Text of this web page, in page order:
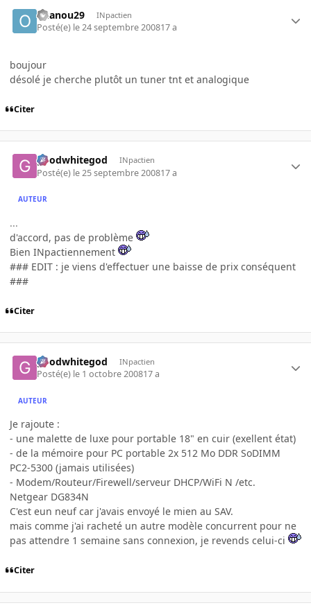
ouanou29 INpactien
Posté(e) le 24 septembre 200817 a
boujour
désolé je cherche plutôt un tuner tnt et analogique
Citer
goodwhitegod INpactien
Posté(e) le 25 septembre 200817 a
AUTEUR
...
d'accord, pas de problème
Bien INpactiennement
### EDIT : je viens d'effectuer une baisse de prix conséquent
###
Citer
goodwhitegod INpactien
Posté(e) le 1 octobre 200817 a
AUTEUR
Je rajoute :
- une malette de luxe pour portable 18" en cuir (exellent état)
- de la mémoire pour PC portable 2x 512 Mo DDR SoDIMM
PC2-5300 (jamais utilisées)
- Modem/Routeur/Firewell/serveur DHCP/WiFi N /etc.
Netgear DG834N
C'est eun neuf car j'avais envoyé le mien au SAV.
mais comme j'ai racheté un autre modèle concurrent pour ne
pas attendre 1 semaine sans connexion, je revends celui-ci
Citer